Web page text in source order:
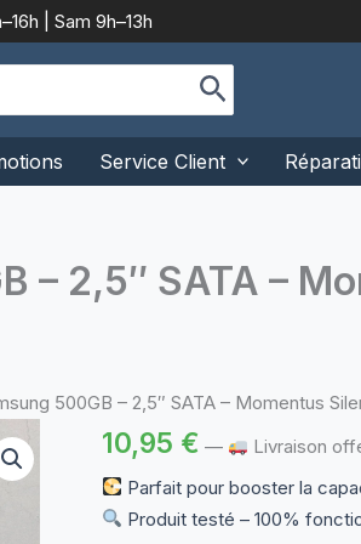
| Sam 9h–13h
Service Client
– 2,5″ SATA –
500GB – 2,5″ SATA – Momentus
10,95 € —
Livraison
Parfait pour booster la
Produit testé – 100%